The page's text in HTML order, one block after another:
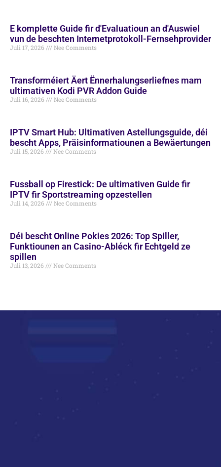
E komplette Guide fir d'Evaluatioun an d'Auswiel
vun de beschten Internetprotokoll-Fernsehprovider
Juli 17, 2026 Nee Comments
Transforméiert Äert Ënnerhalungserliefnes mam
ultimativen Kodi PVR Addon Guide
Juli 16, 2026 Nee Comments
IPTV Smart Hub: Ultimativen Astellungsguide, déi
bescht Apps, Präisinformatiounen a Bewäertungen
Juli 15, 2026 Nee Comments
Fussball op Firestick: De ultimativen Guide fir
IPTV fir Sportstreaming opzestellen
Juli 14, 2026 Nee Comments
Déi bescht Online Pokies 2026: Top Spiller,
Funktiounen an Casino-Abléck fir Echtgeld ze
spillen
Juli 13, 2026 Nee Comments